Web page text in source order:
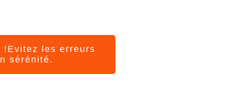
!Evitez les erreurs
sérénité.